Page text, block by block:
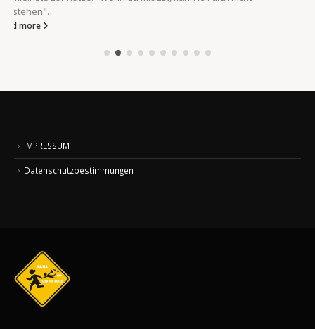
IMPRESSUM
Datenschutzbestimmungen